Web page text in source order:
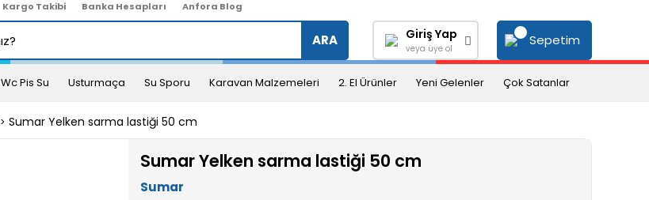
Kargo Takibi Banka Hesapları Anfora Blog
ARA Giriş Yap
veya üye ol
Sepetim
Wc Pis Su Usturmaça Su Sporu Karavan Malzemeleri 2. El Ürünler Yeni Gelenler Çok Satanlar
Sumar Yelken sarma lastiği 50 cm
Sumar Yelken sarma lastiği 50 cm
Sumar